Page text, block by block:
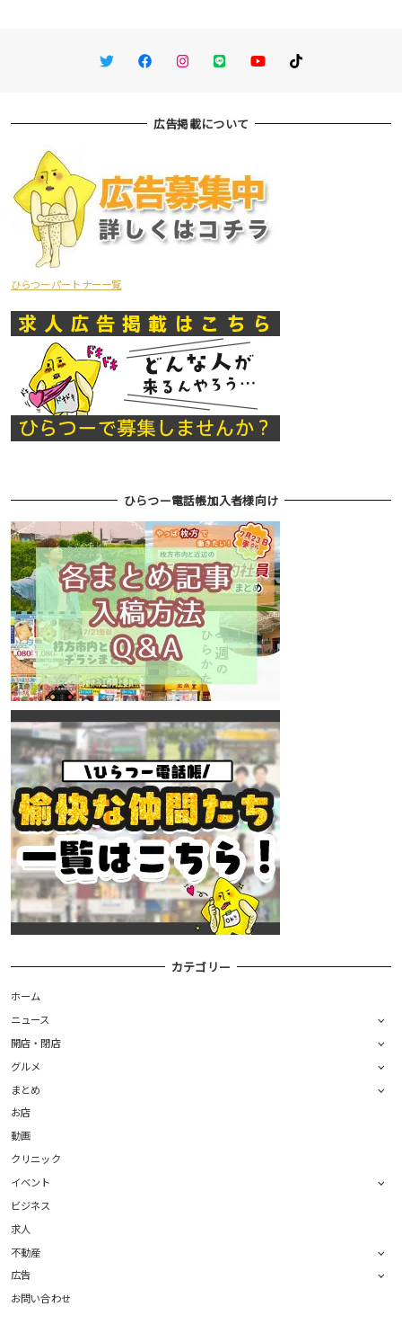
TwitterFacebookInstagram
LINE You TubeTikTok
広告掲載について
ひらつーパートナー一覧
ひらつー電話帳加入者様向け
カテゴリー
ホーム
ニュース
開店・閉店
グルメ
まとめ
お店
動画
クリニック
イベント
ビジネス
求人
不動産
広告
お問い合わせ